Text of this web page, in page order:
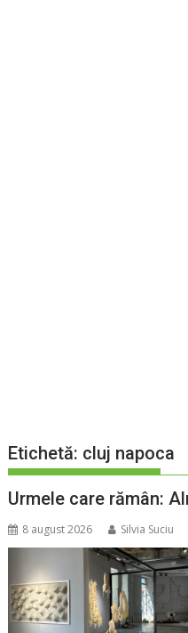
Etichetă: cluj napoca
Urmele care rămân:
8 august 2026 Silvia Suciu